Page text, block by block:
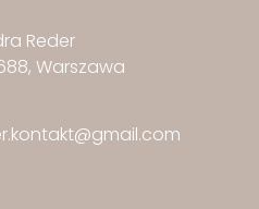
Reder
Warszawa